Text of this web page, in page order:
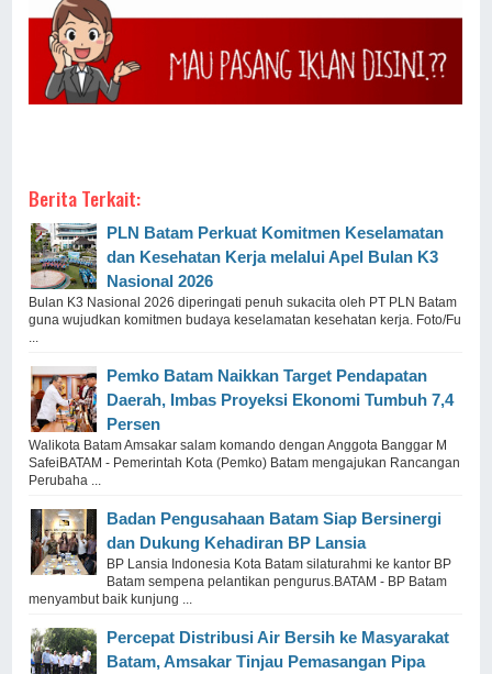
Berita Terkait:
PLN Batam Perkuat Komitmen Keselamatan
dan Kesehatan Kerja melalui Apel Bulan K3
Nasional 2026
Bulan K3 Nasional 2026 diperingati penuh sukacita oleh PT PLN Batam
guna wujudkan komitmen budaya keselamatan kesehatan kerja. Foto/Fu
...
Pemko Batam Naikkan Target Pendapatan
Daerah, Imbas Proyeksi Ekonomi Tumbuh 7,4
Persen
Walikota Batam Amsakar salam komando dengan Anggota Banggar M
SafeiBATAM - Pemerintah Kota (Pemko) Batam mengajukan Rancangan
Perubaha ...
Badan Pengusahaan Batam Siap Bersinergi
dan Dukung Kehadiran BP Lansia
BP Lansia Indonesia Kota Batam silaturahmi ke kantor BP
Batam sempena pelantikan pengurus.BATAM - BP Batam
menyambut baik kunjung ...
Percepat Distribusi Air Bersih ke Masyarakat
Batam, Amsakar Tinjau Pemasangan Pipa